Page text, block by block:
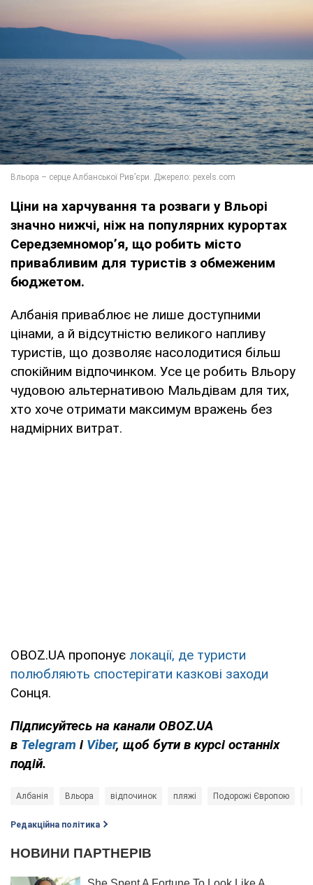
Ціни на харчування та розваги у Вльорі
значно нижчі, ніж на популярних курортах
Середземномор’я, що робить місто
привабливим для туристів з обмеженим
бюджетом.
Албанія приваблює не лише доступними
цінами, а й відсутністю великого напливу
туристів, що дозволяє насолодитися більш
спокійним відпочинком. Усе це робить Вльору
чудовою альтернативою Мальдівам для тих,
хто хоче отримати максимум вражень без
надмірних витрат.
OBOZ.UA пропонує локації, де туристи
полюбляють спостерігати казкові заходи
Сонця.
Підписуйтесь на канали OBOZ.UA
в Telegram і Viber, щоб бути в курсі останніх
подій.
Албанія Вльора відпочинок пляжі Подорожі Європою
Редакційна політика